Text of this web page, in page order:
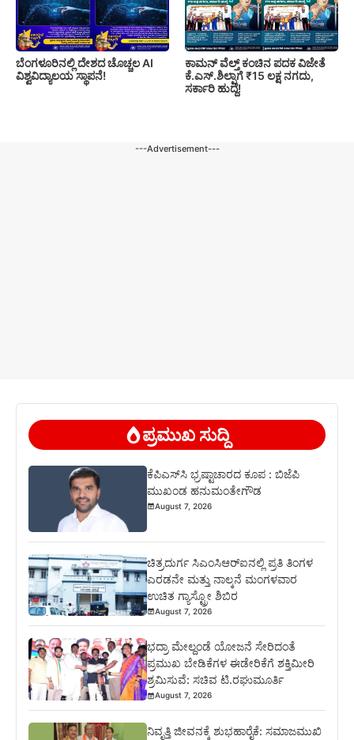
ಬೆಂಗಳೂರಿನಲ್ಲಿ ದೇಶದ ಚೊಚ್ಚಲ AI
ವಿಶ್ವವಿದ್ಯಾಲಯ ಸ್ಥಾಪನೆ!
ಕಾಮನ್ ವೆಲ್ತ್ ಕಂಚಿನ ಪದಕ ವಿಜೇತೆ
ಕೆ.ಎಸ್.ಶಿಲ್ಪಾಗೆ ₹15 ಲಕ್ಷ ನಗದು,
ಸರ್ಕಾರಿ ಹುದ್ದೆ!
---Advertisement---
ಪ್ರಮುಖ ಸುದ್ದಿ
ಕೆಪಿಎಸ್‍ಸಿ ಭ್ರಷ್ಟಾಚಾರದ ಕೂಪ : ಬಿಜೆಪಿ
ಮುಖಂಡ ಹನುಮಂತೇಗೌಡ
August 7, 2026
ಚಿತ್ರದುರ್ಗ ಸಿಎಂಸಿಆರ್‍ಐನಲ್ಲಿ ಪ್ರತಿ ತಿಂಗಳ
ಎರಡನೇ ಮತ್ತು ನಾಲ್ಕನೆ ಮಂಗಳವಾರ
ಉಚಿತ ಗ್ಯಾಸ್ಟ್ರೋ ಶಿಬಿರ
August 7, 2026
ಭದ್ರಾ ಮೇಲ್ದಂಡೆ ಯೋಜನೆ ಸೇರಿದಂತೆ
ಪ್ರಮುಖ ಬೇಡಿಕೆಗಳ ಈಡೇರಿಕೆಗೆ ಶಕ್ತಿಮೀರಿ
ಶ್ರಮಿಸುವೆ: ಸಚಿವ ಟಿ.ರಘುಮೂರ್ತಿ
August 7, 2026
ನಿವೃತ್ತಿ ಜೀವನಕ್ಕೆ ಶುಭಹಾರೈಕೆ: ಸಮಾಜಮುಖಿ